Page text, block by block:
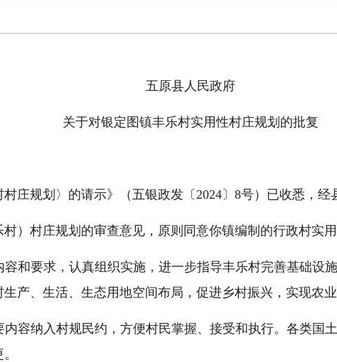
五原县人民政府
关于对银定图镇丰乐村实用性村庄规划的批复
庄规划〉的请示》（五银政发〔2024〕8号）已收悉，经
）村庄规划的审查意见，原则同意你镇编制的行政村实用
容和要求，认真组织实施，进一步指导丰乐村完善基础
产、生活、生态用地空间布局，促进乡村振兴，实现农
内容纳入村规民约，方便村民掌握、接受和执行。各类